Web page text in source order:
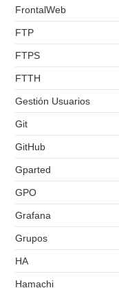
FrontalWeb
FTP
FTPS
FTTH
Gestión Usuarios
Git
GitHub
Gparted
GPO
Grafana
Grupos
HA
Hamachi